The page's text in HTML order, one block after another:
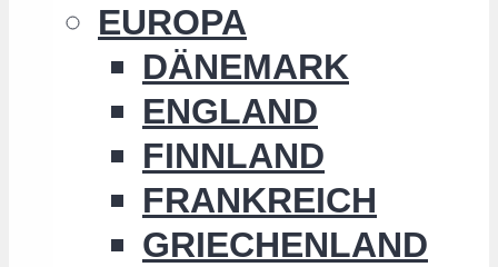
EUROPA
DÄNEMARK
ENGLAND
FINNLAND
FRANKREICH
GRIECHENLAND